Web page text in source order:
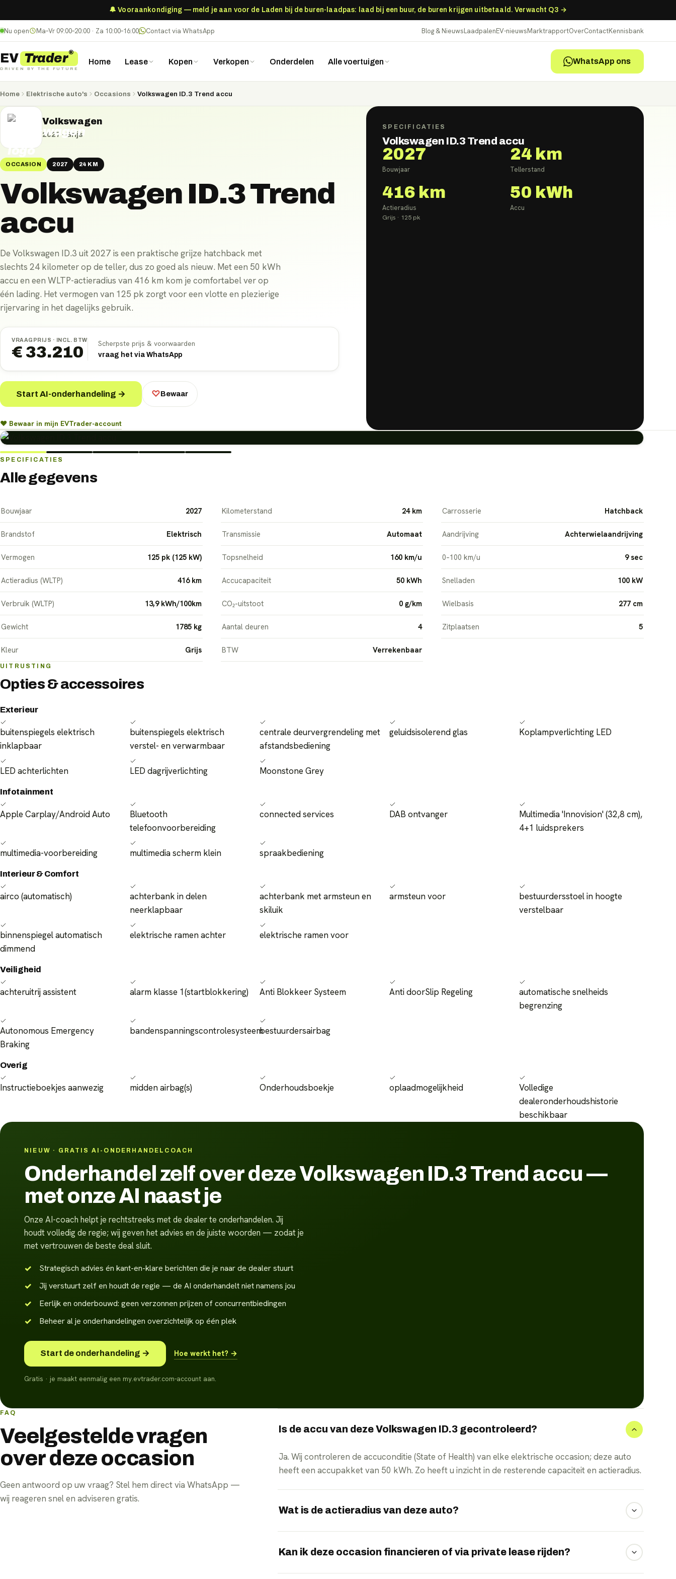
🔔 Vooraankondiging — meld je aan voor de Laden bij de buren-laadpas: laad bij een buur, de buren krijgen uitbetaald. Verwacht Q3 →
Nu open Ma–Vr 09:00–20:00 · Za 10:00–16:00 Contact via WhatsApp Blog & NieuwsLaadpalenEV-nieuwsMarktrapportOverContactKennisbank
EV Trader®
DRIVEN BY THE FUTURE
Home Lease Kopen Verkopen Onderdelen Alle voertuigen WhatsApp ons
Home Elektrische auto's Occasions Volkswagen ID.3 Trend accu
Volkswagen
2027·Grijs
OCCASION 2027 24 KM
Volkswagen ID.3 Trend
accu
De Volkswagen ID.3 uit 2027 is een praktische grijze hatchback met
slechts 24 kilometer op de teller, dus zo goed als nieuw. Met een 50 kWh
accu en een WLTP-actieradius van 416 km kom je comfortabel ver op
één lading. Het vermogen van 125 pk zorgt voor een vlotte en plezierige
rijervaring in het dagelijks gebruik.
VRAAGPRIJS · INCL. BTW
€ 33.210
Scherpste prijs & voorwaarden
vraag het via WhatsApp
Start AI-onderhandeling → ♡Bewaar
♥ Bewaar in mijn EVTrader-account
SPECIFICATIES
Volkswagen ID.3 Trend accu
2027
Bouwjaar
24 km
Tellerstand
416 km
Actieradius
50 kWh
Accu
Grijs · 125 pk
SPECIFICATIES
Alle gegevens
Bouwjaar 2027 Kilometerstand 24 km Carrosserie Hatchback
Brandstof Elektrisch Transmissie Automaat Aandrijving Achterwielaandrijving
Vermogen 125 pk (125 kW) Topsnelheid 160 km/u 0–100 km/u 9 sec
Actieradius (WLTP) 416 km Accucapaciteit 50 kWh Snelladen 100 kW
Verbruik (WLTP) 13,9 kWh/100km CO₂-uitstoot 0 g/km Wielbasis 277 cm
Gewicht 1785 kg Aantal deuren 4 Zitplaatsen 5
Kleur Grijs BTW Verrekenbaar
UITRUSTING
Opties & accessoires
Exterieur
buitenspiegels elektrisch
inklapbaar
buitenspiegels elektrisch
verstel- en verwarmbaar
centrale deurvergrendeling met
afstandsbediening
geluidsisolerend glas Koplampverlichting LED
LED achterlichten LED dagrijverlichting Moonstone Grey
Infotainment
Apple Carplay/Android Auto
Bluetooth
telefoonvoorbereiding
connected services DAB ontvanger
Multimedia 'Innovision' (32,8 cm),
4+1 luidsprekers
multimedia-voorbereiding multimedia scherm klein spraakbediening
Interieur & Comfort
airco (automatisch)
achterbank in delen
neerklapbaar
achterbank met armsteun en
skiluik
armsteun voor
bestuurdersstoel in hoogte
verstelbaar
binnenspiegel automatisch
dimmend
elektrische ramen achter elektrische ramen voor
Veiligheid
achteruitrij assistent alarm klasse 1(startblokkering) Anti Blokkeer Systeem Anti doorSlip Regeling
automatische snelheids
begrenzing
Autonomous Emergency
Braking
bandenspanningscontrolesysteembestuurdersairbag
Overig
Instructieboekjes aanwezig midden airbag(s) Onderhoudsboekje oplaadmogelijkheid
Volledige
dealeronderhoudshistorie
beschikbaar
NIEUW · GRATIS AI-ONDERHANDELCOACH
Onderhandel zelf over deze Volkswagen ID.3 Trend accu —
met onze AI naast je
Onze AI-coach helpt je rechtstreeks met de dealer te onderhandelen. Jij
houdt volledig de regie; wij geven het advies en de juiste woorden — zodat je
met vertrouwen de beste deal sluit.
Strategisch advies én kant-en-klare berichten die je naar de dealer stuurt
Jij verstuurt zelf en houdt de regie — de AI onderhandelt niet namens jou
Eerlijk en onderbouwd: geen verzonnen prijzen of concurrentbiedingen
Beheer al je onderhandelingen overzichtelijk op één plek
Start de onderhandeling → Hoe werkt het? →
Gratis · je maakt eenmalig een my.evtrader.com-account aan.
FAQ
Veelgestelde vragen
over deze occasion
Geen antwoord op uw vraag? Stel hem direct via WhatsApp —
wij reageren snel en adviseren gratis.
Is de accu van deze Volkswagen ID.3 gecontroleerd?
Ja. Wij controleren de accuconditie (State of Health) van elke elektrische occasion; deze auto
heeft een accupakket van 50 kWh. Zo heeft u inzicht in de resterende capaciteit en actieradius.
Wat is de actieradius van deze auto?
buitentemperatuur en belading.
Kan ik deze occasion financieren of via private lease rijden?